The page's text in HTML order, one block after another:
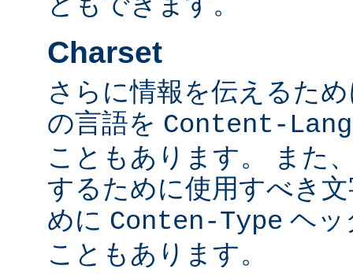
Charset
さらに情報を伝えるた
の言語を Content-
こともあります。 また
するために使用すべき
めに Conten-Type ヘッ
こともあります。